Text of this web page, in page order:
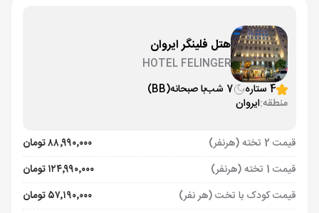
هتل فلینگر ایروان
HOTEL FELINGER
4 ستاره
7 شب با صبحانه(BB)
منطقه:ایروان
قیمت 2 تخته (هرنفر)
۸۸٬۹۹۰٬۰۰۰ تومان
قیمت 1 تخته (هرنفر)
۱۲۴٬۹۹۰٬۰۰۰ تومان
قیمت کودک با تخت (هر نفر)
۵۷٬۱۹۰٬۰۰۰ تومان